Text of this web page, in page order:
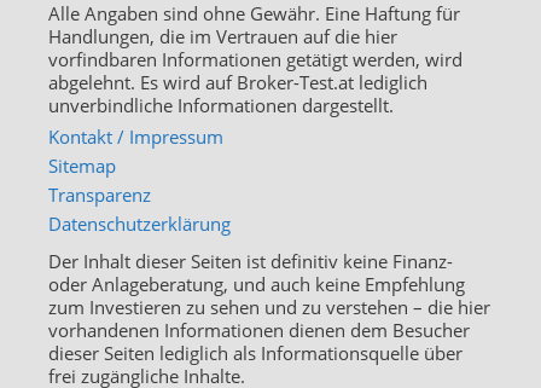
Alle Angaben sind ohne Gewähr. Eine Haftung für
Handlungen, die im Vertrauen auf die hier
vorfindbaren Informationen getätigt werden, wird
abgelehnt. Es wird auf Broker-Test.at lediglich
unverbindliche Informationen dargestellt.
Kontakt / Impressum
Sitemap
Transparenz
Datenschutzerklärung
Der Inhalt dieser Seiten ist definitiv keine Finanz-
oder Anlageberatung, und auch keine Empfehlung
zum Investieren zu sehen und zu verstehen – die hier
vorhandenen Informationen dienen dem Besucher
dieser Seiten lediglich als Informationsquelle über
frei zugängliche Inhalte.